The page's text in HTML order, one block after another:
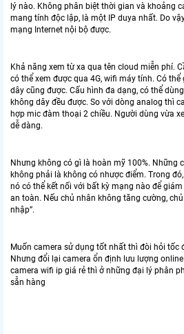
lý nào. Không phân biệt thời gian và khoảng
mang tính độc lập, là một IP duya nhất. Do
mạng Internet nội bộ được.
Khả năng xem từ xa qua tên cloud miễn phí.
có thể xem được qua 4G, wifi máy tính. Có
dây cũng được. Cấu hình đa dạng, có thể
không dây đều được. So với dòng analog thì
hợp mic đàm thoại 2 chiều. Người dùng vừa
dễ dàng.
Nhưng không có gì là hoàn mỹ 100%. Những
không phải là không có nhược điểm. Trong
nó có thể kết nối với bất kỳ mạng nào để
an toàn. Nếu chủ nhân không tăng cường,
nhập”.
Muốn camera sử dụng tốt nhất thì đòi hỏi tốc
Nhưng đổi lại camera ổn định lưu lượng
camera wifi ip giá rẻ thì ở những đại lý phân
sẵn hàng